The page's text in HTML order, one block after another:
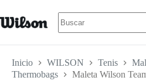
Inicio WILSON Tenis
Thermobags
Maleta Wilson